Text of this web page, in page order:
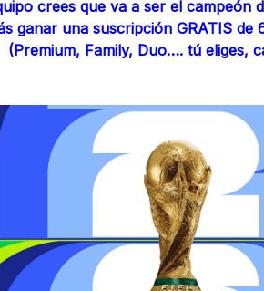
crees que va a ser el campeón
ganar una suscripción GRATIS de
(Premium, Family, Duo…. tú eliges,